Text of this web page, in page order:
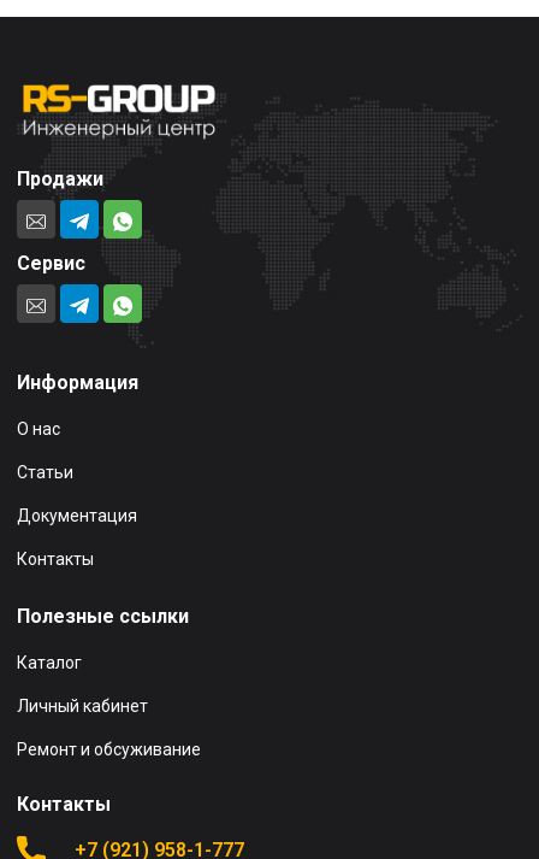
Продажи
Сервис
Информация
О нас
Статьи
Документация
Контакты
Полезные ссылки
Каталог
Личный кабинет
Ремонт и обсуживание
Контакты
+7 (921) 958-1-777